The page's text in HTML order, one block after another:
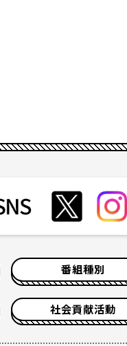
番組種別
社会貢献活動